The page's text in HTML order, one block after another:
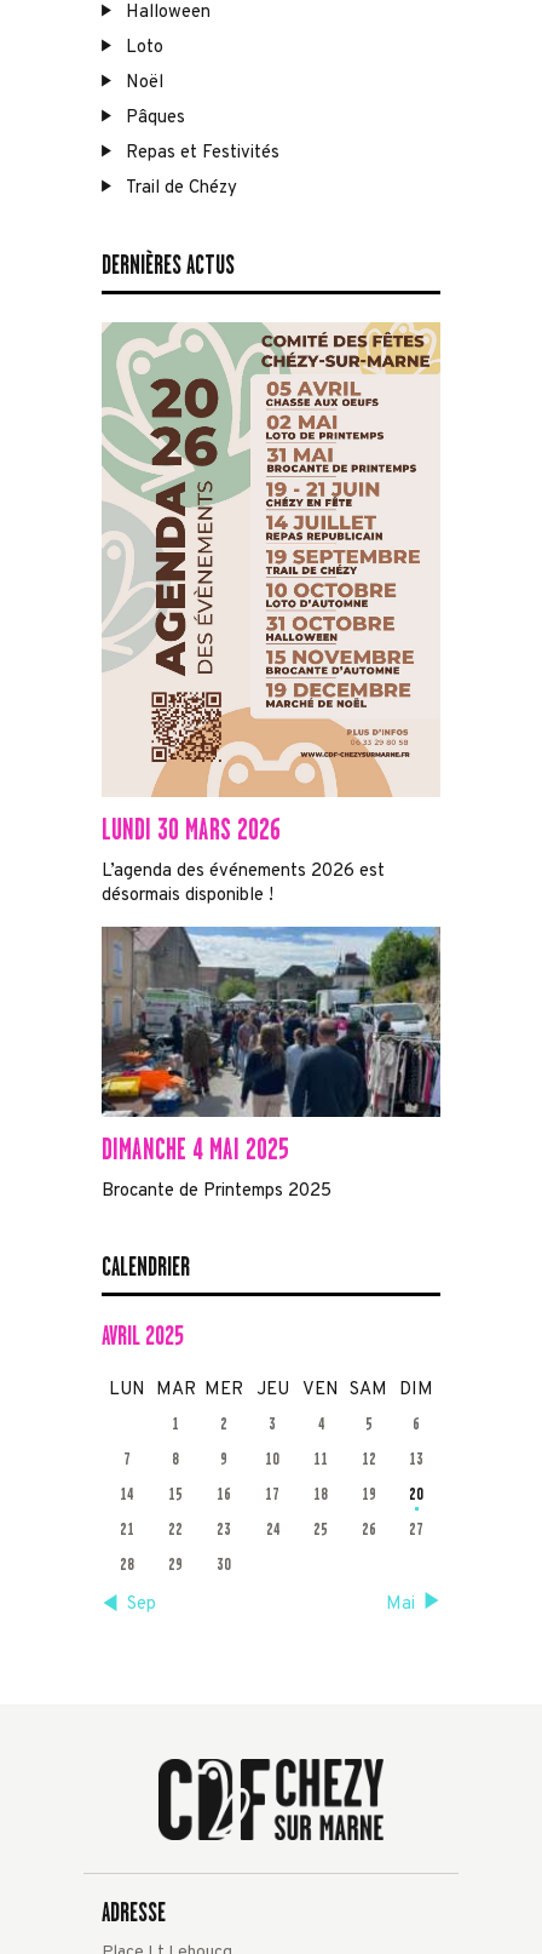
Halloween
Loto
Noël
Pâques
Repas et Festivités
Trail de Chézy
DERNIÈRES ACTUS
LUNDI 30 MARS 2026
L’agenda des événements 2026 est
désormais disponible !
DIMANCHE 4 MAI 2025
Brocante de Printemps 2025
CALENDRIER
AVRIL 2025
LUN MAR MER JEU VEN SAM DIM
1 2 3 4 5
6
7
8 9 10 11 12
13
14
15 16 17 18 19
20
21
22 23 24 25 26
27
28
29 30
« Sep Mai »
ADRESSE